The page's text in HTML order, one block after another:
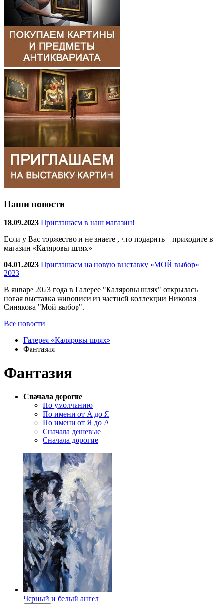
Наши новости
18.09.2023 Приглашаем в наш магазин!
Если у Вас торжество и не знаете , что подарить – приходите в
магазин «Каляровы шлях».
04.01.2023 Приглашаем на новую выставку «МОЙ выбор»
2023
В январе 2023 года в Галерее "Каляровы шлях" открылась
новая выставка живописи из частной коллекции Николая
Синякова "Мой выбор".
Все новости
Галерея «Каляровы шлях»
Фантазия
Фантазия
Сначала дорогие
По умолчанию
По имени от А до Я
По имени от Я до А
Сначала дешевые
Сначала дорогие
Черный и белый ангел